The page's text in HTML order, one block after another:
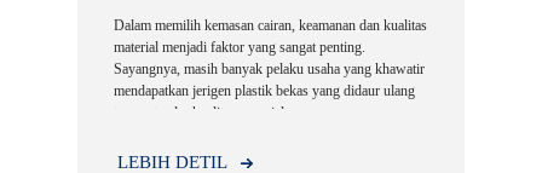
Dalam memilih kemasan cairan, keamanan dan kualitas
material menjadi faktor yang sangat penting.
Sayangnya, masih banyak pelaku usaha yang khawatir
mendapatkan jerigen plastik bekas yang didaur ulang
tanpa standar kualitas yang jelas.
LEBIH DETIL